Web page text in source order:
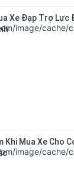
Xe Đạp Trợ Lực
Khi Mua Xe Cho